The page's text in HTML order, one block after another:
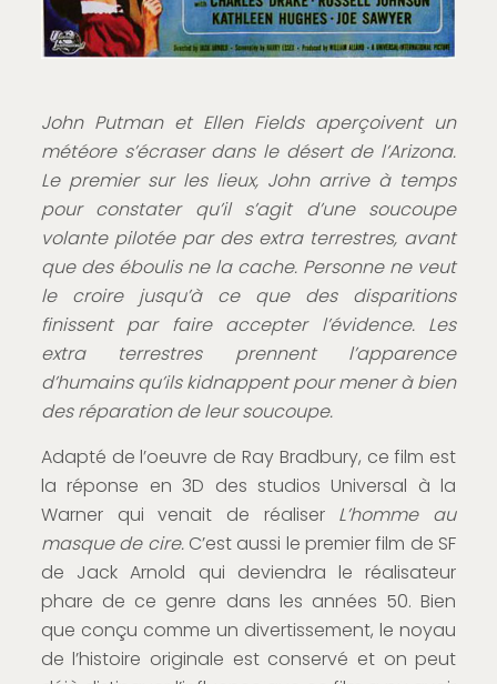
John Putman et Ellen Fields aperçoivent un
météore s’écraser dans le désert de l’Arizona.
Le premier sur les lieux, John arrive à temps
pour constater qu’il s’agit d’une soucoupe
volante pilotée par des extra terrestres, avant
que des éboulis ne la cache. Personne ne veut
le croire jusqu’à ce que des disparitions
finissent par faire accepter l’évidence. Les
extra terrestres prennent l’apparence
d’humains qu’ils kidnappent pour mener à bien
des réparation de leur soucoupe.
Adapté de l’oeuvre de Ray Bradbury, ce film est
la réponse en 3D des studios Universal à la
Warner qui venait de réaliser L’homme au
masque de cire. C’est aussi le premier film de SF
de Jack Arnold qui deviendra le réalisateur
phare de ce genre dans les années 50. Bien
que conçu comme un divertissement, le noyau
de l’histoire originale est conservé et on peut